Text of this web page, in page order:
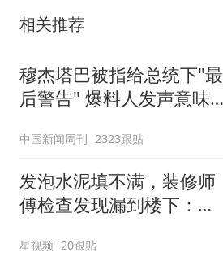
相关推荐
穆杰塔巴被指给总统下"最
后警告" 爆料人发声意味
中国新闻周刊 2323跟贴
发泡水泥填不满，装修师
傅检查发现漏到楼下：出
星视频 20跟贴